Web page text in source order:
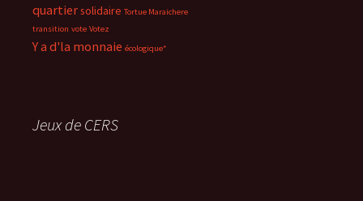
quartiersolidaire Tortue Maraichere
transition vote Votez
Y a d'la monnaie écologique*
Jeux de CERS